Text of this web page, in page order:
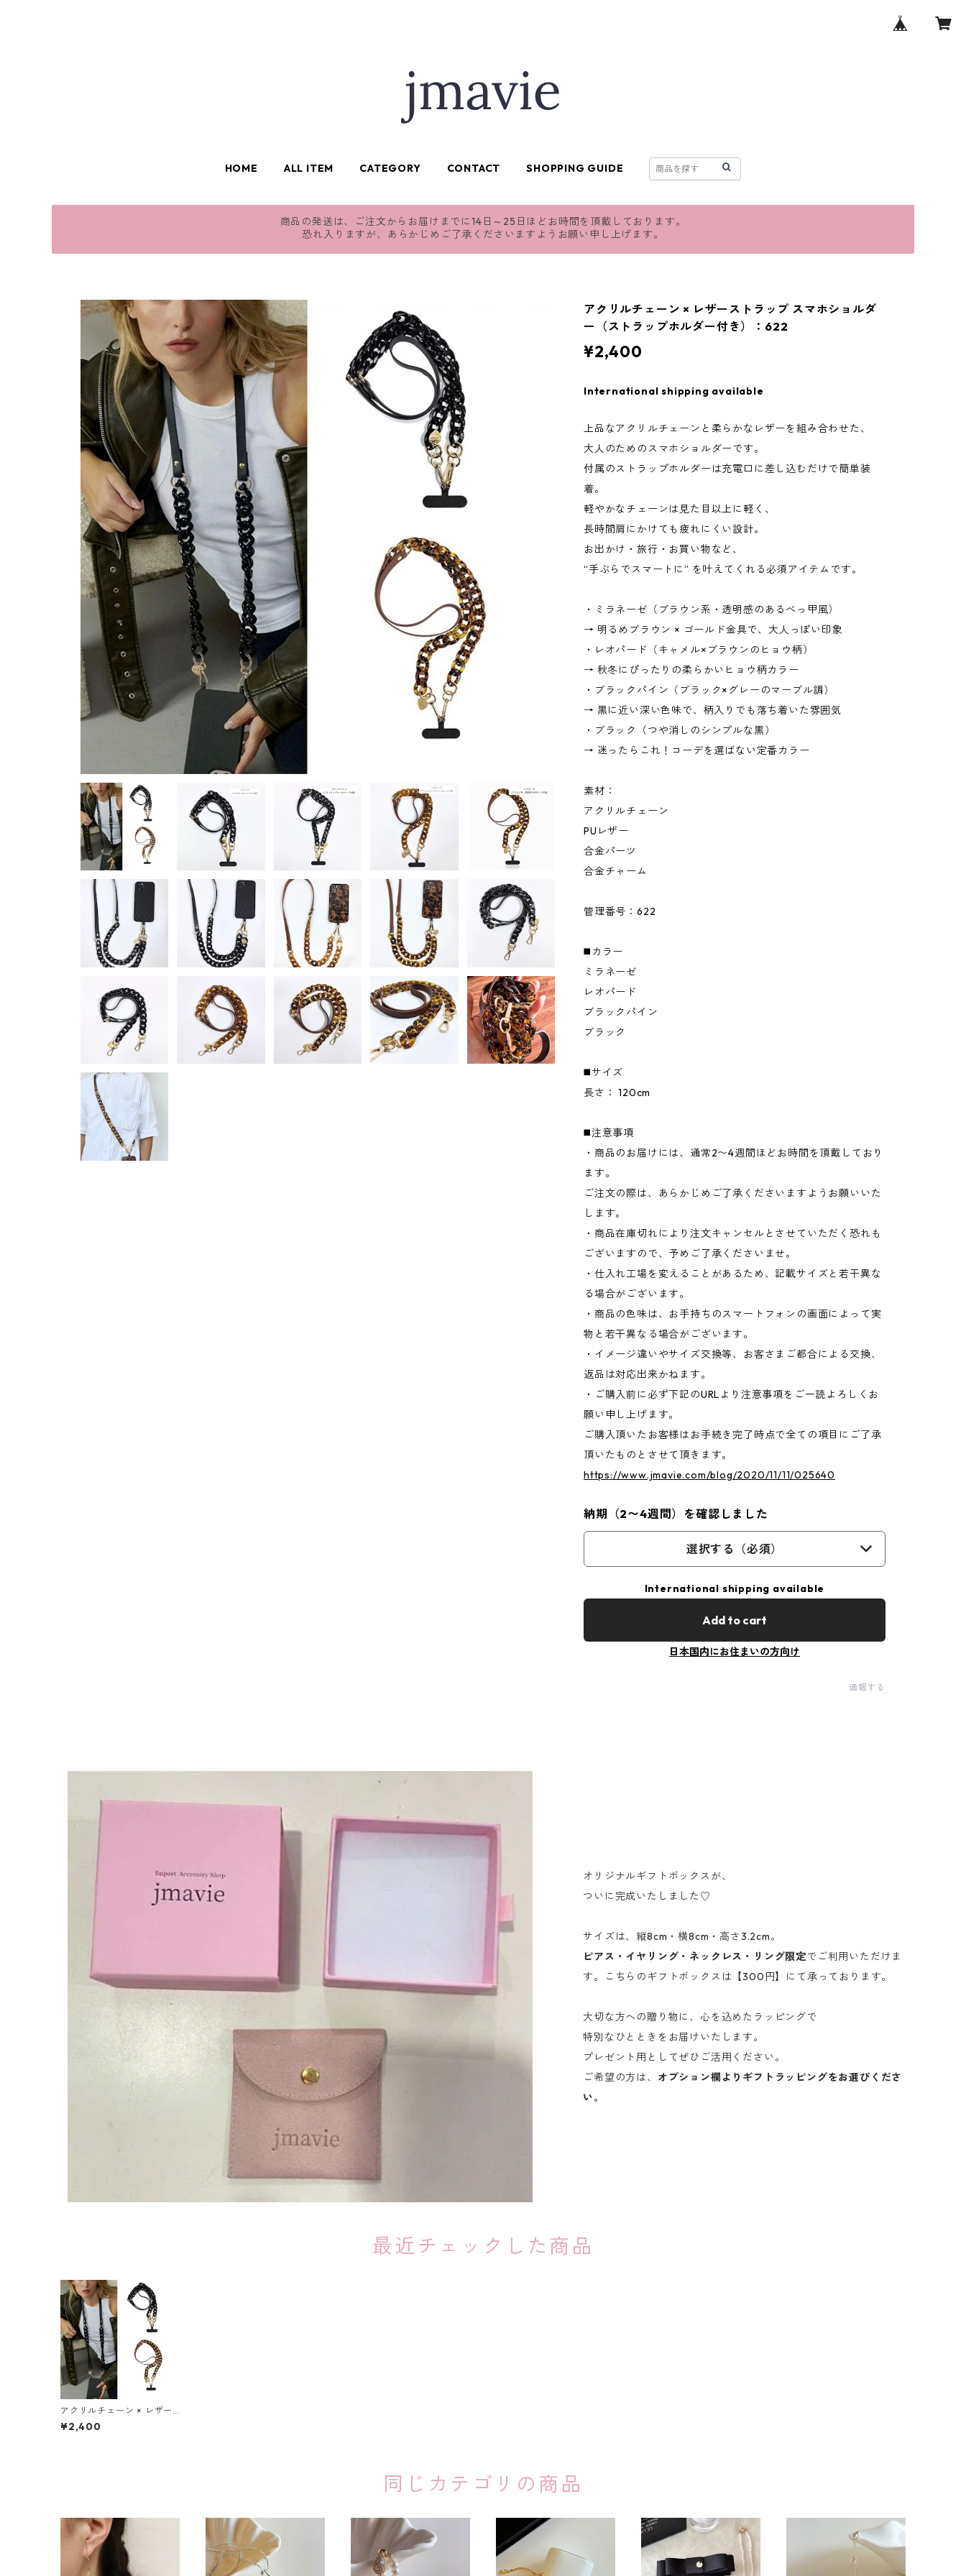
HOME ALL ITEM CATEGORY CONTACT SHOPPING GUIDE
商品の発送は、ご注文からお届けまでに14日～25日ほどお時間を頂戴しております。
恐れ入りますが、あらかじめご了承くださいますようお願い申し上げます。
アクリルチェーン × レザーストラップ スマホショルダ
ー（ストラップホルダー付き）：622
¥2,400
International shipping available
上品なアクリルチェーンと柔らかなレザーを組み合わせた、
大人のためのスマホショルダーです。
付属のストラップホルダーは充電口に差し込むだけで簡単装
着。
軽やかなチェーンは見た目以上に軽く、
長時間肩にかけても疲れにくい設計。
お出かけ・旅行・お買い物など、
“手ぶらでスマートに” を叶えてくれる必須アイテムです。
・ミラネーゼ（ブラウン系・透明感のあるべっ甲風）
→ 明るめブラウン × ゴールド金具で、大人っぽい印象
・レオパード（キャメル×ブラウンのヒョウ柄）
→ 秋冬にぴったりの柔らかいヒョウ柄カラー
・ブラックパイン（ブラック×グレーのマーブル調）
→ 黒に近い深い色味で、柄入りでも落ち着いた雰囲気
・ブラック（つや消しのシンプルな黒）
→ 迷ったらこれ！コーデを選ばない定番カラー
素材：
アクリルチェーン
PUレザー
合金パーツ
合金チャーム
管理番号：622
◼️カラー
ミラネーゼ
レオパード
ブラックパイン
ブラック
◼️サイズ
長さ： 120cm
◼️注意事項
・商品のお届けには、通常2〜4週間ほどお時間を頂戴しており
ます。
ご注文の際は、あらかじめご了承くださいますようお願いいた
します。
・商品在庫切れにより注文キャンセルとさせていただく恐れも
ございますので、予めご了承くださいませ。
・仕入れ工場を変えることがあるため、記載サイズと若干異な
る場合がございます。
・商品の色味は、お手持ちのスマートフォンの画面によって実
物と若干異なる場合がございます。
・イメージ違いやサイズ交換等、お客さまご都合による交換、
返品は対応出来かねます。
・ご購入前に必ず下記のURLより注意事項をご一読よろしくお
願い申し上げます。
ご購入頂いたお客様はお手続き完了時点で全ての項目にご了承
頂いたものとさせて頂きます。
https://www.jmavie.com/blog/2020/11/11/025640
納期（2〜4週間）を確認しました
選択する（必須）
International shipping available
Add to cart
日本国内にお住まいの方向け
通報する
オリジナルギフトボックスが、
ついに完成いたしました♡
サイズは、縦8cm・横8cm・高さ3.2cm。
ピアス・イヤリング・ネックレス・リング限定でご利用いただけま
す。こちらのギフトボックスは【300円】にて承っております。
大切な方への贈り物に、心を込めたラッピングで
特別なひとときをお届けいたします。
プレゼント用としてぜひご活用ください。
ご希望の方は、 オプション欄よりギフトラッピングをお選びくださ
い。
最近チェックした商品
アクリルチェーン × レザー
ストラップ スマホショルダ
ー（ストラップホルダー付
¥2,400
同じカテゴリの商品